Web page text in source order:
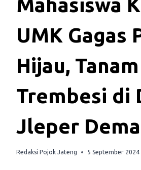
Mahasiswa
UMK Gagas
Hijau,
Trembesi di
Jleper
Redaksi Pojok Jateng 5 September 2024